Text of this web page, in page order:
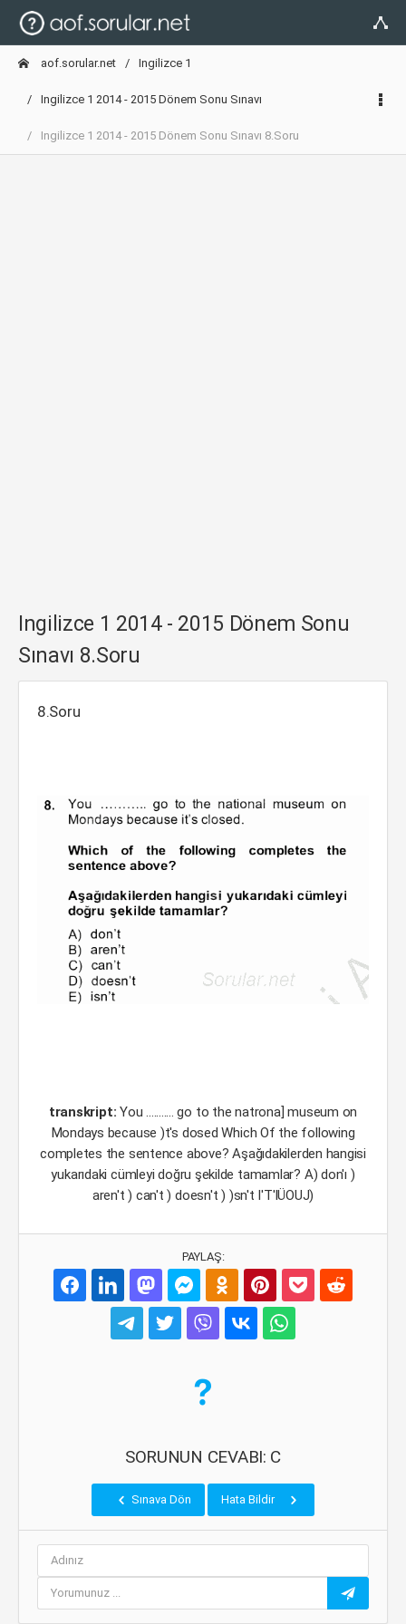
aof.sorular.net Ingilizce 1
Ingilizce 1 2014 - 2015 Dönem Sonu Sınavı
Ingilizce 1 2014 - 2015 Dönem Sonu Sınavı 8.Soru
Ingilizce 1 2014 - 2015 Dönem Sonu
Sınavı 8.Soru
8.Soru
transkript:You ........... go to the natrona] museum on
Mondays because )t's dosed Which Of the following
completes the sentence above? Aşağıdakilerden hangisi
yukarıdaki cümleyi doğru şekilde tamamlar? A) don'ı )
aren't ) can't ) doesn't ) )sn't I'T'lÜOUJ)
PAYLAŞ:
SORUNUN CEVABI: C
Sınava Dön Hata Bildir